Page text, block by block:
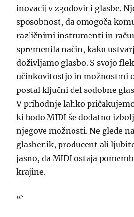
inovacij v zgodovini glasbe.
sposobnost, da omogoča
različnimi instrumenti in
spremenila način, kako
doživljamo glasbo. S svojo
učinkovitostjo in možnostmi
postal ključni del sodobne
V prihodnje lahko
ki bodo MIDI še dodatno
njegove možnosti. Ne glede
glasbenik, producent ali
jasno, da MIDI ostaja
krajine.
“`